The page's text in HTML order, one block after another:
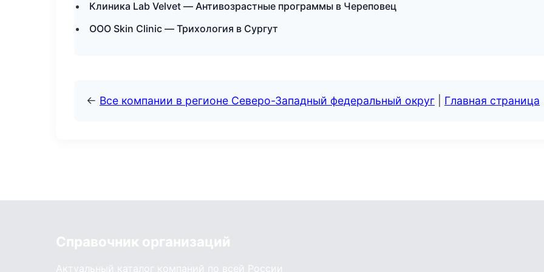
Клиника Lab Velvet — Антивозрастные программы в Череповец
ООО Skin Clinic — Трихология в Сургут
← Все компании в регионе Северо-Западный федеральный округ Главная страница
Справочник организаций
Актуальный каталог компаний по всей России